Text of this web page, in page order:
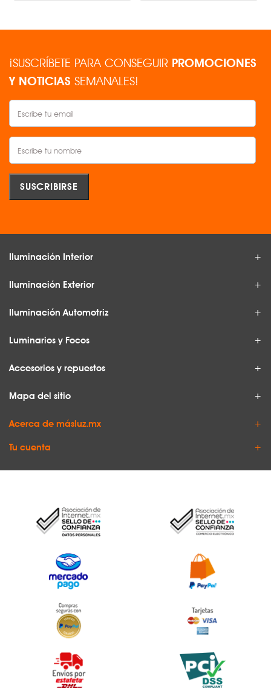
¡SUSCRÍBETE PARA CONSEGUIR PROMOCIONES
Y NOTICIAS SEMANALES!
Iluminación Interior
Iluminación Exterior
Iluminación Automotriz
Luminarios y Focos
Accesorios y repuestos
Mapa del sitio
Acerca de másluz.mx
Tu cuenta